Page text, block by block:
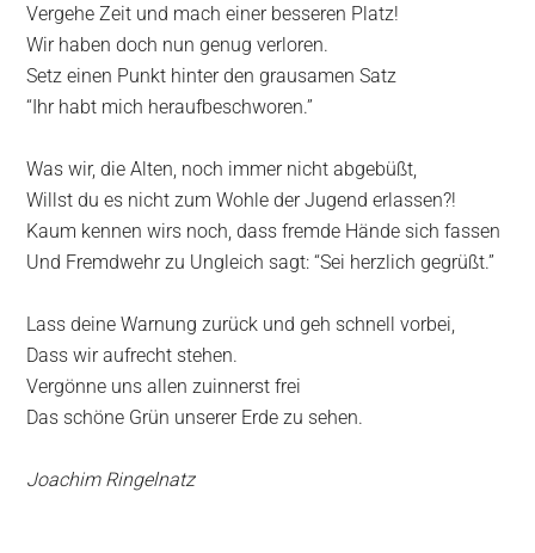
Vergehe Zeit und mach einer besseren Platz!
Wir haben doch nun genug verloren.
Setz einen Punkt hinter den grausamen Satz
“Ihr habt mich heraufbeschworen.”
Was wir, die Alten, noch immer nicht abgebüßt,
Willst du es nicht zum Wohle der Jugend erlassen?!
Kaum kennen wirs noch, dass fremde Hände sich fassen
Und Fremdwehr zu Ungleich sagt: “Sei herzlich gegrüßt.”
Lass deine Warnung zurück und geh schnell vorbei,
Dass wir aufrecht stehen.
Vergönne uns allen zuinnerst frei
Das schöne Grün unserer Erde zu sehen.
Joachim Ringelnatz